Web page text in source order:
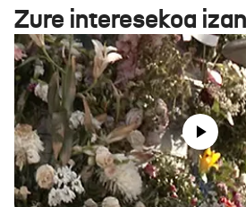
Zure interesekoa